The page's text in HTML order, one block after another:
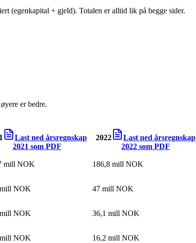
(egenkapital + gjeld). Totalen er alltid lik på begge sider.
er bedre.
Last ned årsregnskap
2021 som PDF
2022
Last ned årsregnskap
2022 som PDF
mill NOK 186,8 mill NOK
NOK 47 mill NOK
NOK 36,1 mill NOK
NOK 16,2 mill NOK